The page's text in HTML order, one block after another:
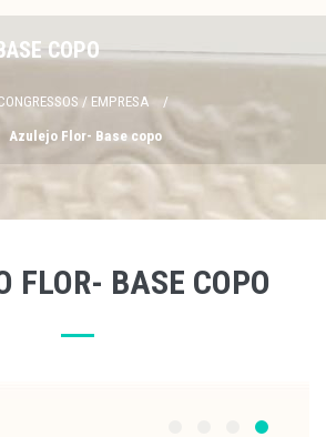
COPO
/ EMPRESA /
Azulejo Flor- Base copo
FLOR- BASE COPO